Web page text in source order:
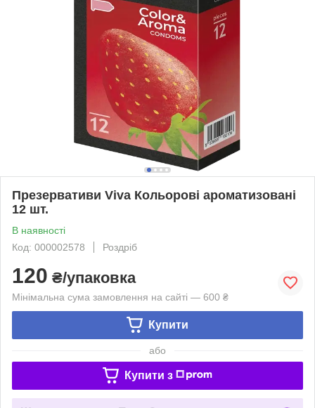
Презервативи Viva Кольорові ароматизовані
12 шт.
В наявності
Код: 000002578
Роздріб
120 ₴/упаковка
Мінімальна сума замовлення на сайті — 600 ₴
Купити
або
Купити з